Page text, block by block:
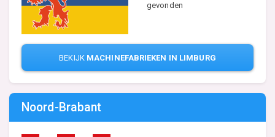
gevonden
BEKIJK MACHINEFABRIEKEN IN LIMBURG
Noord-Brabant